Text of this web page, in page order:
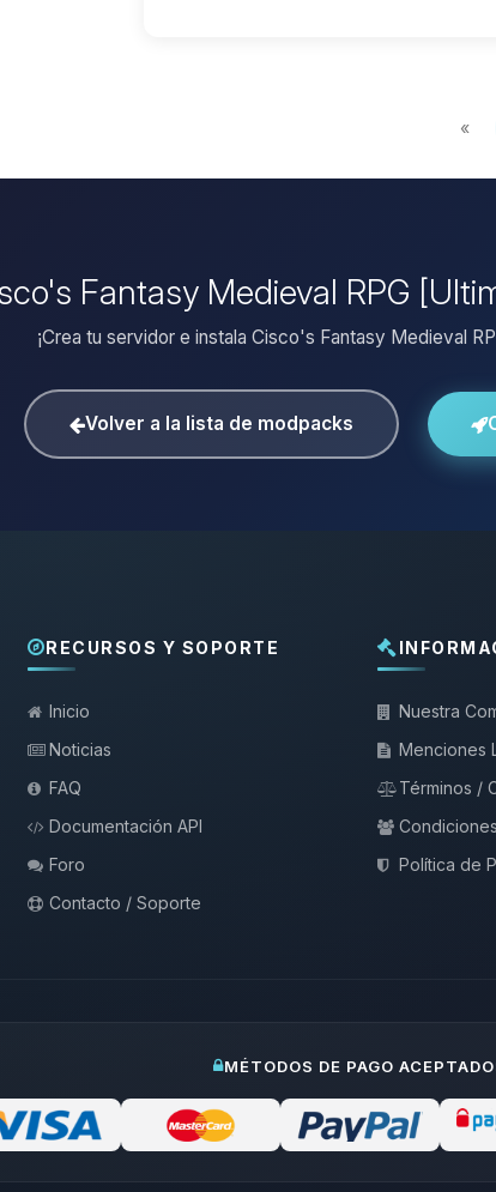
«
Fantasy Medieval RPG
¡Crea tu servidor e instala Cisco's Fantasy Medieval
Volver a la lista de modpacks
RECURSOS Y SOPORTE
Inicio
Noticias
FAQ
Documentación API
Foro
Contacto / Soporte
Nuestra
Menciones
Términos /
Política de
MÉTODOS DE PAGO